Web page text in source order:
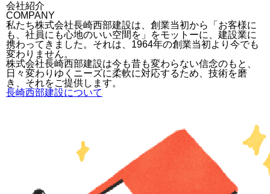
会社紹介
COMPANY
私たち株式会社長崎西部建設は、創業当初から「お客様に
も、社員にも心地のいい空間を」をモットーに、建設業に
携わってきました。それは、1964年の創業当初より今でも
変わりません。
株式会社長崎西部建設は今も昔も変わらない信念のもと、
日々変わりゆくニーズに柔軟に対応するため、技術を磨
き、それをご提供します。
長崎西部建設について